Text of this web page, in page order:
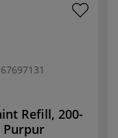
Refill, 200-
Purpur